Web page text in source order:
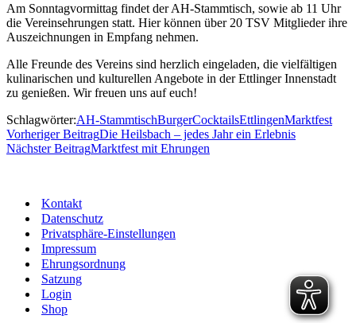
Am Sonntagvormittag findet der AH-Stammtisch, sowie ab 11 Uhr
die Vereinsehrungen statt. Hier können über 20 TSV Mitglieder ihre
Auszeichnungen in Empfang nehmen.
Alle Freunde des Vereins sind herzlich eingeladen, die vielfältigen
kulinarischen und kulturellen Angebote in der Ettlinger Innenstadt
zu genießen. Wir freuen uns auf euch!
Schlagwörter:AH-StammtischBurgerCocktailsEttlingenMarktfest
Vorheriger BeitragDie Heilsbach – jedes Jahr ein Erlebnis
Nächster BeitragMarktfest mit Ehrungen
Kontakt
Datenschutz
Privatsphäre-Einstellungen
Impressum
Ehrungsordnung
Satzung
Login
Shop